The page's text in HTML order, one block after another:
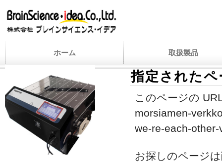
ホーム 取扱製品
指定された
このページの
morsiamen-
we-re-each-
お探しのページ